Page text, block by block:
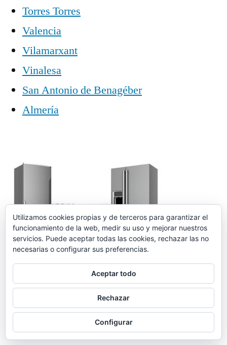
Torres Torres
Valencia
Vilamarxant
Vinalesa
San Antonio de Benagéber
Almería
Utilizamos cookies propias y de terceros para garantizar el
funcionamiento de la web, medir su uso y mejorar nuestros
servicios. Puede aceptar todas las cookies, rechazar las no
necesarias o configurar sus preferencias.
Aceptar todo
Rechazar
Configurar